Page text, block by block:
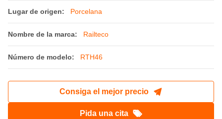
Lugar de origen: Porcelana
Nombre de la marca: Railteco
Número de modelo: RTH46
Consiga el mejor precio
Pida una cita